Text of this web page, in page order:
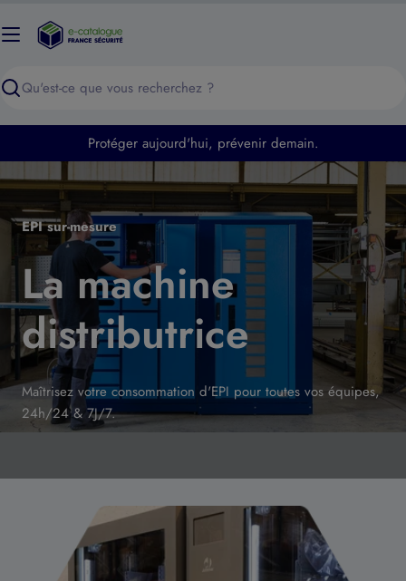
au
Recherche
Protéger aujourd'hui, prévenir demain.
EPI sur-mesure
La machine
distributrice
Maîtrisez votre consommation d'EPI pour toutes vos équipes,
24h/24 & 7J/7.